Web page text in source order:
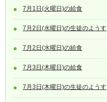
7月1日(火曜日)の給食
7月2日(水曜日)の生徒のようす
7月2日(水曜日)の給食
7月3日(木曜日)の給食
7月3日(木曜日)の生徒のようす